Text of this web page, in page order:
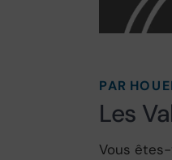
PAR
Les
Vous